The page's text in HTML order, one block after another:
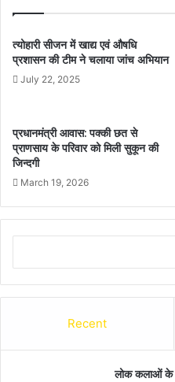
त्योहारी सीजन में खाद्य एवं औषधि
प्रशासन की टीम ने चलाया जांच अभियान
July 22, 2025
प्रधानमंत्री आवास: पक्की छत से
प्राणसाय के परिवार को मिली सुकून की
जिन्दगी
March 19, 2026
Recent
लोक कलाओं के